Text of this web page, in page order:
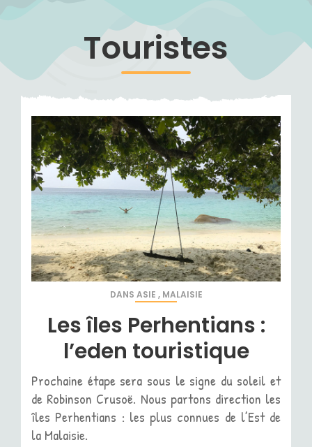
Touristes
DANS ASIE , MALAISIE
Les îles Perhentians :
l’eden touristique
Prochaine étape sera sous le signe du soleil et
de Robinson Crusoë. Nous partons direction les
îles Perhentians : les plus connues de l’Est de
la Malaisie.